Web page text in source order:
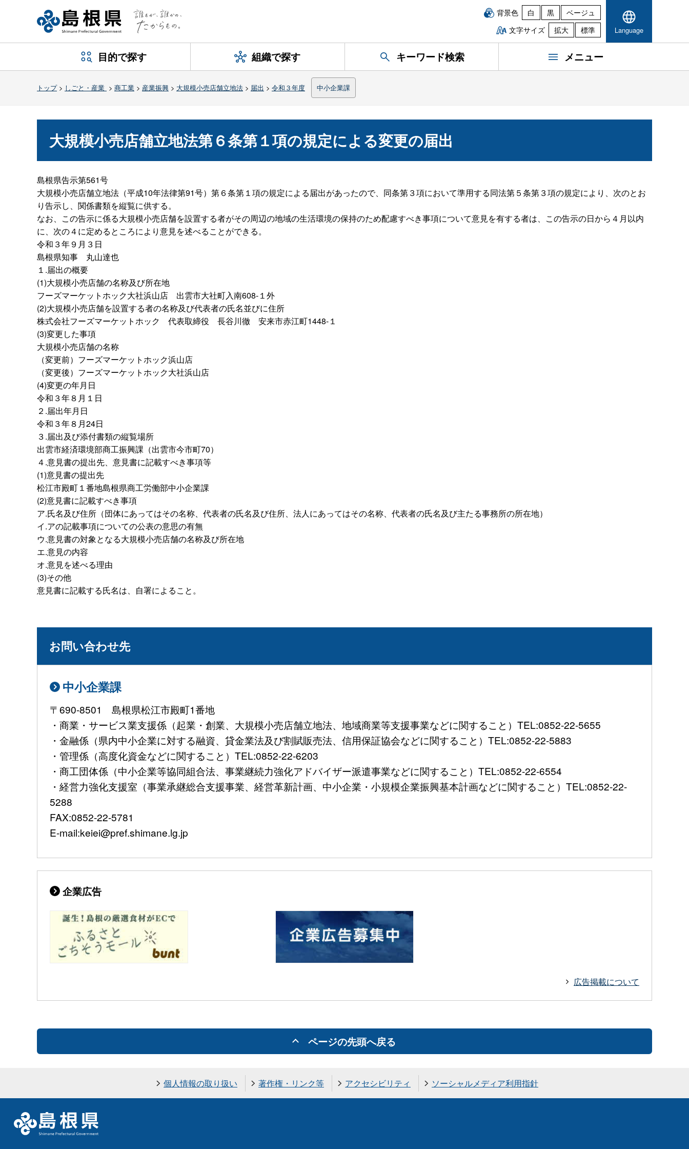
背景色 白 黒
ベージュ
文字サイズ
拡大 標準 Language
目的で探す 組織で探す キーワード検索 メニュー
トップ> しごと・産業 > 商工業 > 産業振興 > 大規模小売店舗立地法 > 届出 > 令和３年度 中小企業課
大規模小売店舗立地法第６条第１項の規定による変更の届出
島根県告示第561号
大規模小売店舗立地法（平成10年法律第91号）第６条第１項の規定による届出があったので、同条第３項において準用する同法第５条第３項の規定により、次のとお
り告示し、関係書類を縦覧に供する。
なお、この告示に係る大規模小売店舗を設置する者がその周辺の地域の生活環境の保持のため配慮すべき事項について意見を有する者は、この告示の日から４月以内
に、次の４に定めるところにより意見を述べることができる。
令和３年９月３日
島根県知事 丸山達也
１.届出の概要
(1)大規模小売店舗の名称及び所在地
フーズマーケットホック大社浜山店 出雲市大社町入南608-１外
(2)大規模小売店舗を設置する者の名称及び代表者の氏名並びに住所
株式会社フーズマーケットホック 代表取締役 長谷川徹 安来市赤江町1448-１
(3)変更した事項
大規模小売店舗の名称
（変更前）フーズマーケットホック浜山店
（変更後）フーズマーケットホック大社浜山店
(4)変更の年月日
令和３年８月１日
２.届出年月日
令和３年８月24日
３.届出及び添付書類の縦覧場所
出雲市経済環境部商工振興課（出雲市今市町70）
４.意見書の提出先、意見書に記載すべき事項等
(1)意見書の提出先
松江市殿町１番地島根県商工労働部中小企業課
(2)意見書に記載すべき事項
ア.氏名及び住所（団体にあってはその名称、代表者の氏名及び住所、法人にあってはその名称、代表者の氏名及び主たる事務所の所在地）
イ.アの記載事項についての公表の意思の有無
ウ.意見書の対象となる大規模小売店舗の名称及び所在地
エ.意見の内容
オ.意見を述べる理由
(3)その他
意見書に記載する氏名は、自署によること。
お問い合わせ先
中小企業課
〒690-8501 島根県松江市殿町1番地
・商業・サービス業支援係（起業・創業、大規模小売店舗立地法、地域商業等支援事業などに関すること）TEL:0852-22-5655
・金融係（県内中小企業に対する融資、貸金業法及び割賦販売法、信用保証協会などに関すること）TEL:0852-22-5883
・管理係（高度化資金などに関すること）TEL:0852-22-6203
・商工団体係（中小企業等協同組合法、事業継続力強化アドバイザー派遣事業などに関すること）TEL:0852-22-6554
・経営力強化支援室（事業承継総合支援事業、経営革新計画、中小企業・小規模企業振興基本計画などに関すること）TEL:0852-22-
5288
FAX:0852-22-5781
E-mail:keiei@pref.shimane.lg.jp
企業広告
広告掲載について
ページの先頭へ戻る
個人情報の取り扱い 著作権・リンク等 アクセシビリティ ソーシャルメディア利用指針